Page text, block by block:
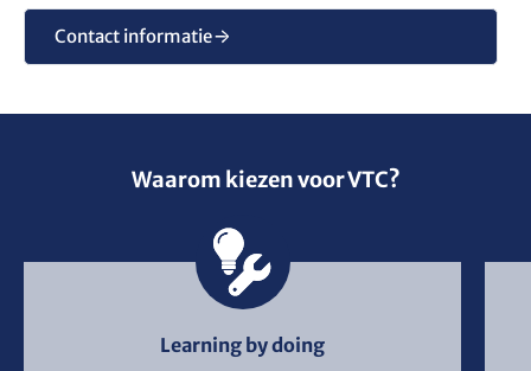
Contact informatie
Waarom kiezen voor VTC?
Learning by doing